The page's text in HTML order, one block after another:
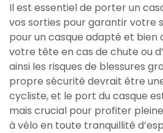
Il est essentiel de porter un
vos sorties pour garantir votre
pour un casque adapté et bien
votre tête en cas de chute ou
ainsi les risques de blessures
propre sécurité devrait être
cycliste, et le port du casque
mais crucial pour profiter
à vélo en toute tranquillité